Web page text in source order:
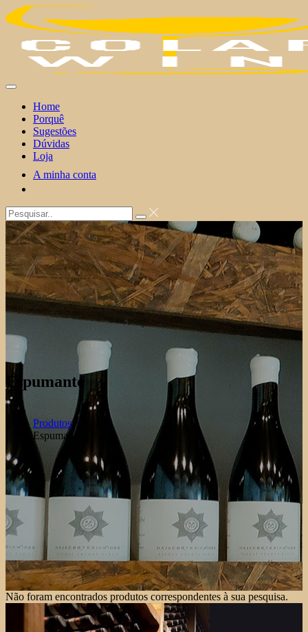
Skip
to
Home
Porquê
Sugestões
Dúvidas
Loja
A minha conta
Espumante
Produtos
Espumante
Não foram encontrados produtos correspondentes à sua pesquisa.